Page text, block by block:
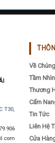
T30,
Về
Tầm
Thương
Cẩm
Tin Tức
Liên Hệ
Cửa